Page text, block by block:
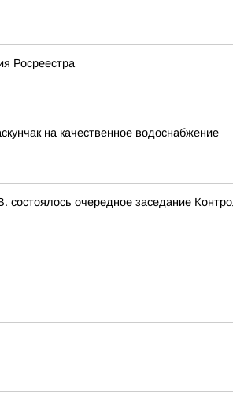
Росреестра
на качественное водоснабжение
очередное заседание